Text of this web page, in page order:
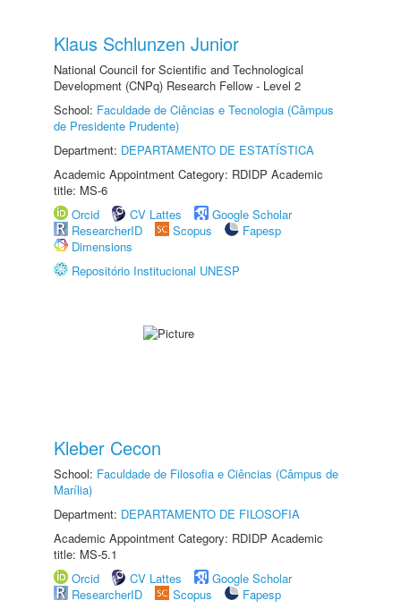
Klaus Schlunzen Junior
National Council for Scientific and Technological
Development (CNPq) Research Fellow - Level 2
School: Faculdade de Ciências e Tecnologia (Câmpus
de Presidente Prudente)
Department: DEPARTAMENTO DE ESTATÍSTICA
Academic Appointment Category: RDIDP Academic
title: MS-6
Orcid
CV Lattes
Google Scholar
ResearcherID
Scopus
Fapesp
Dimensions
Repositório Institucional UNESP
Kleber Cecon
School: Faculdade de Filosofia e Ciências (Câmpus de
Marília)
Department: DEPARTAMENTO DE FILOSOFIA
Academic Appointment Category: RDIDP Academic
title: MS-5.1
Orcid
CV Lattes
Google Scholar
ResearcherID
Scopus
Fapesp